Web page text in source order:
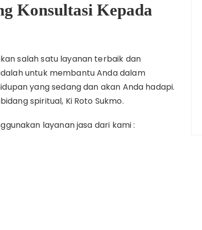
Konsultasi Kepada
salah satu layanan terbaik dan
untuk membantu Anda dalam
yang sedang dan akan Anda hadapi.
spiritual, Ki Roto Sukmo.
layanan jasa dari kami :